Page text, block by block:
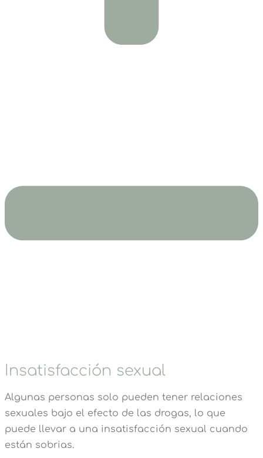
Insatisfacción sexual
Algunas personas solo pueden tener relaciones
sexuales bajo el efecto de las drogas, lo que
puede llevar a una insatisfacción sexual cuando
están sobrias.